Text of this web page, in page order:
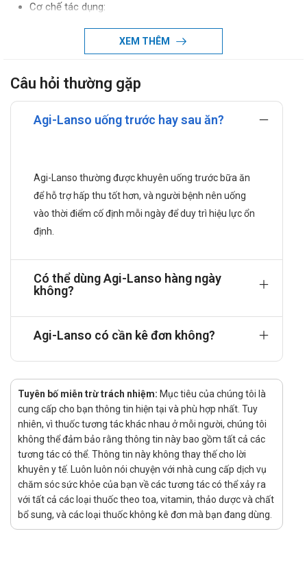
Cơ chế tác dụng:
Dược lực học:
Lansoprazol là thuốc thuộc nhóm ức chế bơm
vào enzym H⁺/K⁺-ATPase để ngăn quá trình đưa
ion hydro vào lòng dạ dày.
Hoạt chất có khả năng giảm tiết acid cả ở trạng thái
cơ bản và khi được kích thích, từ đó giúp cải thiện
Lansoprazol thường được dùng trong thời gian
ngắn cho loét dạ dày tá tràng và có thể dùng lâu dài
ở người mắc bệnh lý tăng tiết như hội chứng
lansoprazol được phối hợp kháng sinh nhằm hỗ trợ
loại bỏ vi khuẩn và giảm nguy cơ tái phát tổn
thương niêm mạc dạ dày.
Dược động học:
Hấp thu: Lansoprazol được hấp thu nhanh qua
nhờ khả năng giải phóng dược chất ổn định.
Phân bố: Sau khi hấp thu, hoạt chất gắn gần như
hoàn toàn với protein huyết tương, giúp duy trì nồng
độ phân bố đều trong cơ thể và hạn chế dao động
trong hệ tuần hoàn.
Chuyển hóa: Lansoprazol được chuyển hóa mạnh
tại gan thông qua hệ enzym CYP450, tạo ra nhiều
chất chuyển hóa không còn hoạt tính đáng kể đối
với quá trình kiểm soát acid.
Thải trừ: Hoạt chất được đào thải qua nước tiểu và
XEM THÊM
Câu hỏi thường gặp
Agi-Lanso uống trước hay sau ăn?
Agi-Lanso thường được khuyên uống trước bữa ăn
để hỗ trợ hấp thu tốt hơn, và người bệnh nên uống
vào thời điểm cố định mỗi ngày để duy trì hiệu lực ổn
định.
Có thể dùng Agi-Lanso hàng ngày
không?
Agi-Lanso có cần kê đơn không?
Tuyên bố miễn trừ trách nhiệm: Mục tiêu của chúng tôi là
cung cấp cho bạn thông tin hiện tại và phù hợp nhất. Tuy
nhiên, vì thuốc tương tác khác nhau ở mỗi người, chúng tôi
không thể đảm bảo rằng thông tin này bao gồm tất cả các
tương tác có thể. Thông tin này không thay thế cho lời
khuyên y tế. Luôn luôn nói chuyện với nhà cung cấp dịch vụ
chăm sóc sức khỏe của bạn về các tương tác có thể xảy ra
với tất cả các loại thuốc theo toa, vitamin, thảo dược và chất
bổ sung, và các loại thuốc không kê đơn mà bạn đang dùng.